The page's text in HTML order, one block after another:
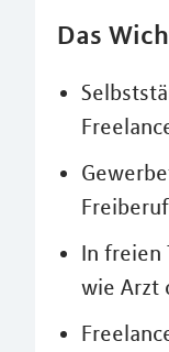
Das
In freien
wie Arzt